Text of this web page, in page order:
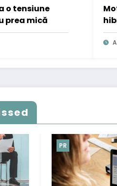
o tensiune
prea mică
PR